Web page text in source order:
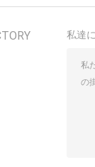
私達